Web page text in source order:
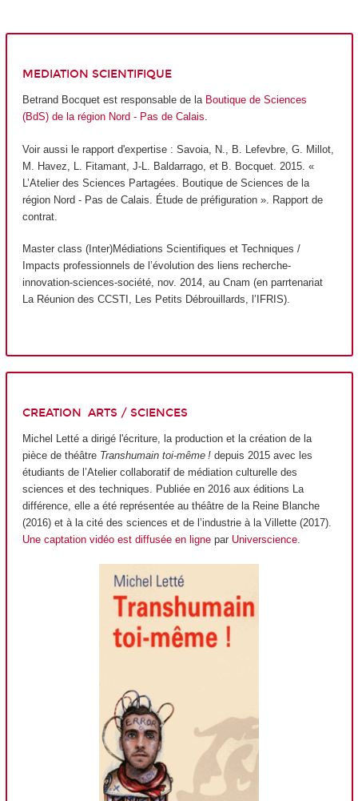
MEDIATION SCIENTIFIQUE
Betrand Bocquet est responsable de la Boutique de Sciences
(BdS) de la région Nord - Pas de Calais.
Voir aussi le rapport d'expertise : Savoia, N., B. Lefevbre, G. Millot,
M. Havez, L. Fitamant, J-L. Baldarrago, et B. Bocquet. 2015. «
L’Atelier des Sciences Partagées. Boutique de Sciences de la
région Nord - Pas de Calais. Étude de préfiguration ». Rapport de
contrat.
Master class (Inter)Médiations Scientifiques et Techniques /
Impacts professionnels de l’évolution des liens recherche-
innovation-sciences-société, nov. 2014, au Cnam (en parrtenariat
La Réunion des CCSTI, Les Petits Débrouillards, l’IFRIS).
CREATION ARTS / SCIENCES
Michel Letté a dirigé l'écriture, la production et la création de la
pièce de théâtre Transhumain toi-même ! depuis 2015 avec les
étudiants de l’Atelier collaboratif de médiation culturelle des
sciences et des techniques. Publiée en 2016 aux éditions La
différence, elle a été représentée au théâtre de la Reine Blanche
(2016) et à la cité des sciences et de l’industrie à la Villette (2017).
Une captation vidéo est diffusée en ligne par Universcience.